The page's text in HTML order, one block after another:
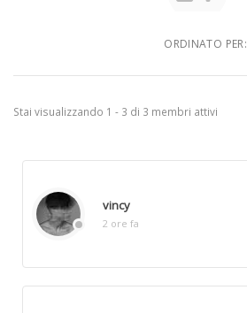
ORDINATO PER:
Amici
Stai visualizzando 1 - 3 di 3 membri attivi
vincy
2 ore fa